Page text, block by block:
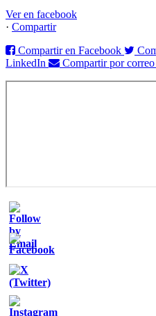
Ver en facebook
· Compartir
Compartir en Facebook
LinkedIn
Compartir por